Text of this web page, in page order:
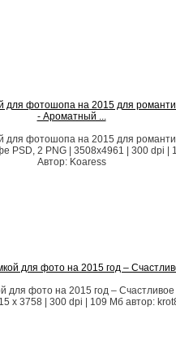
для фотошопа на 2015 для
- Ароматный ...
для фотошопа на 2015 для
PSD, 2 PNG | 3508x4961 | 300 dpi |
Автор: Koaress
для фото на 2015 год –
для фото на 2015 год –
x 3758 | 300 dpi | 109 Мб автор: